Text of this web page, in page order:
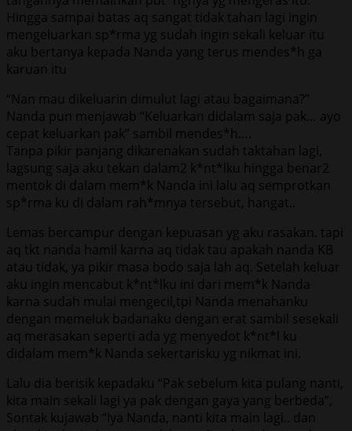
Hingga sampai batas aq sangat tidak tahan lagi ingin
mengeluarkan sp*rma yg sudah ingin sekali keluar itu
aku bertanya kepada Nanda yang terus mendes*h ga
karuan itu
“Nan mau dikeluarin dimulut lagi atau bagaimana?”
Nanda pun menjawab “Keluarkan didalam saja pak… ayo
cepat keluarkan pak” sambil mendes*h….
Tanpa pikir panjang dikarenakan sudah taktahan lagi,
lagsung saja aku tekan dalam2 k*nt*lku hingga benar2
mentok di dalam mem*k Nanda ini lalu aq semprotkan
sp*rma ku di dalam rah*mnya tersebut, hangat..
Lemas bercampur dengan kepuasan yg aku rasakan. tapi
aq tkt nanda hamil karna aq tidak tau apakah nanda KB
atau tidak, ya pikir masa bodo saja lah aq. Setelah keluar
aku ingin mencabut k*nt*lku ini dari mem*k Nanda
karna sudah mulai mengecil,tpi Nanda menahanku
dengan memeluk badanaku dengan erat sambil sesekali
aq merasakan seperti ada yg menyedot k*nt*l ku
didalam mem*k Nanda sekertarisku yg nikmat ini.
Lalu dia berisik kepadaku “Pak sebelum kita pulang nanti,
kita main sekali lagi ya pak dengan gaya yang berbeda”,
Sontak kujawab “Iya Nanda, nanti kita main lagi.. dan